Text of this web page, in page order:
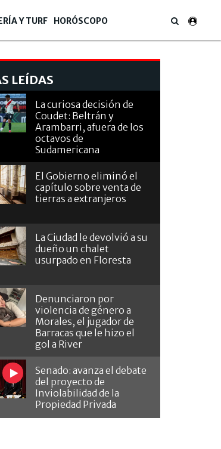
Y TURF HORÓSCOPO
LEÍDAS
La curiosa decisión de
Coudet: Beltrán y
Arambarri, afuera de los
octavos de
Sudamericana
El Gobierno eliminó el
capítulo sobre venta de
tierras a extranjeros
La Ciudad le devolvió a su
dueño un chalet
usurpado en Floresta
Denunciaron por
violencia de género a
Morales, el jugador de
Barracas que le hizo el
gol a River
Senado: avanza el debate
del proyecto de
Inviolabilidad de la
Propiedad Privada